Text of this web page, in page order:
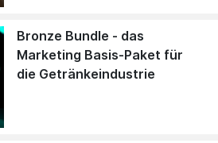
Bronze Bundle - das
Marketing Basis-Paket für
die Getränkeindustrie